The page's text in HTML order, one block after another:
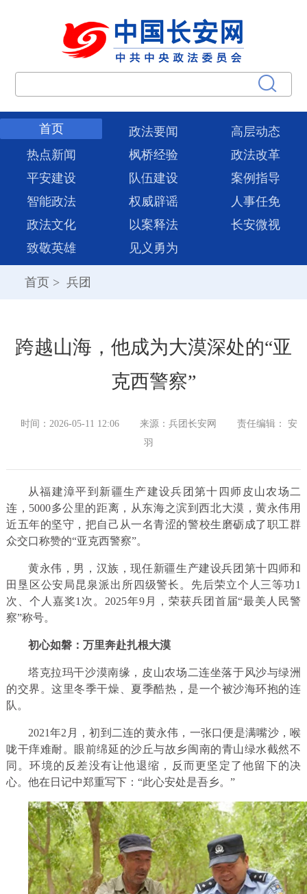
首页 政法要闻
高层动态
热点新闻
枫桥经验
政法改革
平安建设
队伍建设
案例指导
智能政法
权威辟谣
人事任免
政法文化
以案释法
长安微视
致敬英雄
见义勇为
首页 > 兵团
跨越山海，他成为大漠深处的“亚
克西警察”
时间：2026-05-11 12:06 来源：兵团长安网
责任编辑： 安
羽
从福建漳平到新疆生产建设兵团第十四师皮山农场二
连，5000多公里的距离，从东海之滨到西北大漠，黄永伟用
近五年的坚守，把自己从一名青涩的警校生磨砺成了职工群
众交口称赞的“亚克西警察”。
黄永伟，男，汉族，现任新疆生产建设兵团第十四师和
田垦区公安局昆泉派出所四级警长。先后荣立个人三等功1
次、个人嘉奖1次。2025年9月，荣获兵团首届“最美人民警
察”称号。
初心如磐：万里奔赴扎根大漠
塔克拉玛干沙漠南缘，皮山农场二连坐落于风沙与绿洲
的交界。这里冬季干燥、夏季酷热，是一个被沙海环抱的连
队。
2021年2月，初到二连的黄永伟，一张口便是满嘴沙，喉
咙干痒难耐。眼前绵延的沙丘与故乡闽南的青山绿水截然不
同。环境的反差没有让他退缩，反而更坚定了他留下的决
心。他在日记中郑重写下：“此心安处是吾乡。”